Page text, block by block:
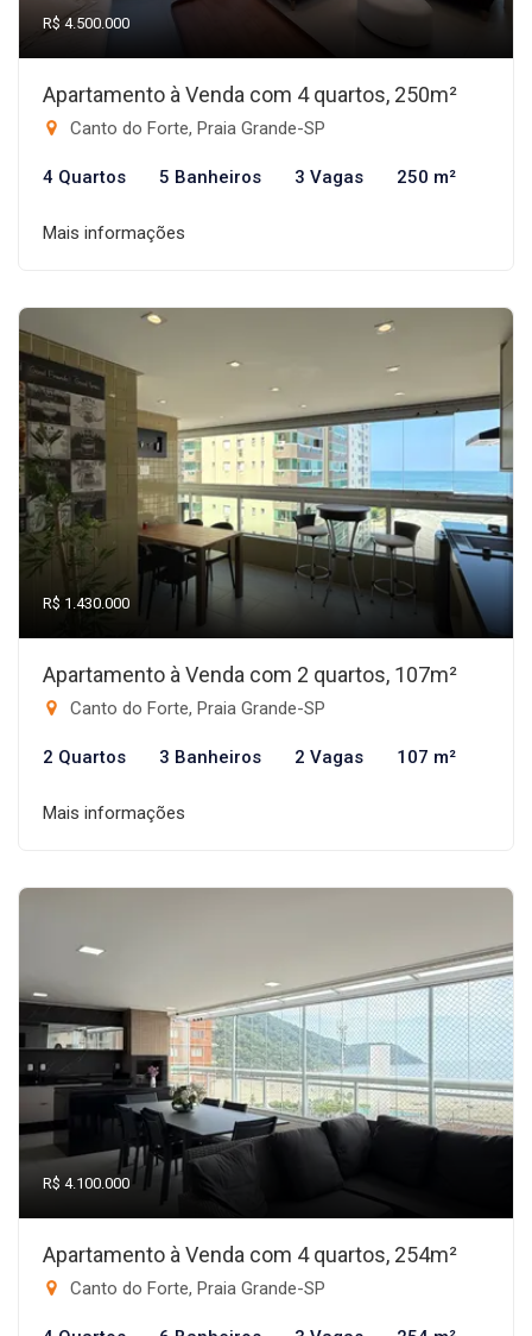
R$ 4.500.000
Apartamento à Venda com 4 quartos, 250m²
Canto do Forte, Praia Grande-SP
4 Quartos 5 Banheiros 3 Vagas 250 m²
Mais informações
R$ 1.430.000
Apartamento à Venda com 2 quartos, 107m²
Canto do Forte, Praia Grande-SP
2 Quartos 3 Banheiros 2 Vagas 107 m²
Mais informações
R$ 4.100.000
Apartamento à Venda com 4 quartos, 254m²
Canto do Forte, Praia Grande-SP